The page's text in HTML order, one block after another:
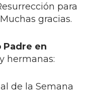
para
gracias.
Padre en
hermanas:
de la Semana